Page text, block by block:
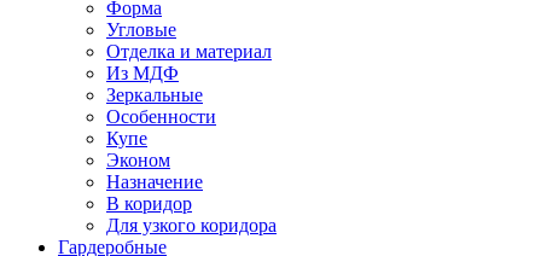
Форма
Угловые
Отделка и материал
Из МДФ
Зеркальные
Особенности
Купе
Эконом
Назначение
В коридор
Для узкого коридора
Гардеробные